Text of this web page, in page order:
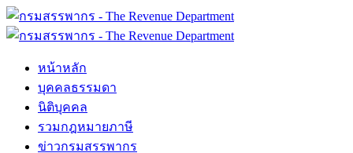
หน้าหลัก
บุคคลธรรมดา
นิติบุคคล
รวมกฎหมายภาษี
ข่าวกรมสรรพากร